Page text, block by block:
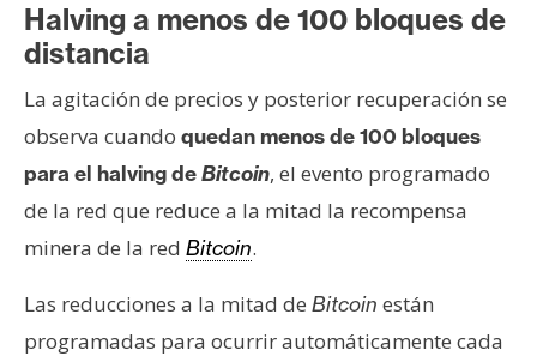
Halving a menos de 100 bloques de
distancia
La agitación de precios y posterior recuperación se
observa cuando quedan menos de 100 bloques
para el halving deBitcoin, el evento programado
de la red que reduce a la mitad la recompensa
minera de la red Bitcoin.
Las reducciones a la mitad de Bitcoin están
programadas para ocurrir automáticamente cada